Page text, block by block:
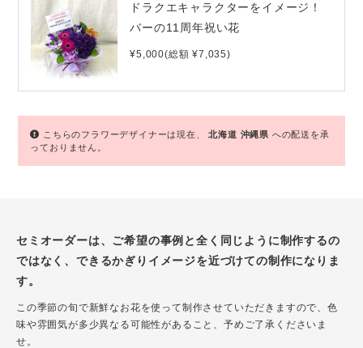
ドラクエキャラクターをイメージ！
バーの11周年祝い花
¥5,000(総額 ¥7,035)
こちらのフラワーデザイナーは現在、北海道 沖縄県 への配送を承
っておりません。
セミオーダーは、ご希望の事例と全く同じように制作するの
ではなく、できるかぎりイメージを近づけての制作になりま
す。
この季節の旬で新鮮なお花を使って制作させていただきますので、色
味や雰囲気が多少異なる可能性があること、予めご了承くださいま
せ。